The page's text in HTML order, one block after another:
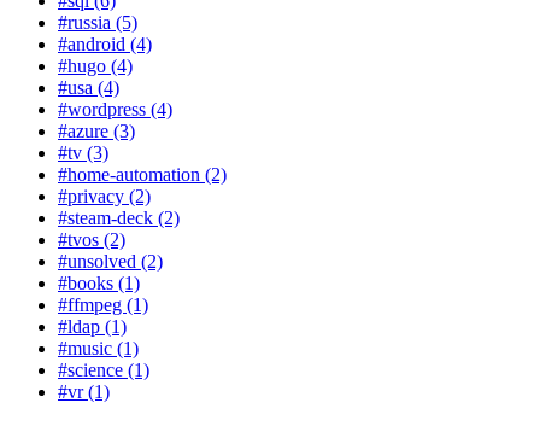
#russia (5)
#android (4)
#hugo (4)
#usa (4)
#wordpress (4)
#azure (3)
#tv (3)
#home-automation (2)
#privacy (2)
#steam-deck (2)
#tvos (2)
#unsolved (2)
#books (1)
#ffmpeg (1)
#ldap (1)
#music (1)
#science (1)
#vr (1)